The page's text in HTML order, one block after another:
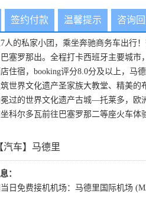
签约付款 温馨提示 咨询回
人的私家小团，乘坐奔驰商务车出行
塞罗那出。全程打卡西班牙主要城
住宿，booking评分8.0分及以上，马
筑世界文化遗产圣家族大教堂、精美
冕过的世界文化遗产古城—托莱多，
科尔多瓦前往巴塞罗那二等座火车
汽车】马德里
：
日免费接机机场：马德里国际机场